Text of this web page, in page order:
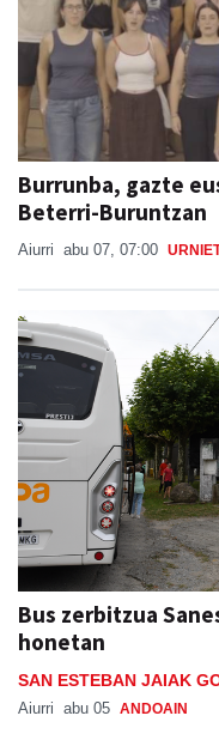
Burrunba, gazte
Beterri-Buruntzan
Aiurri abu 07, 07:00
Bus zerbitzua
honetan
SAN ESTEBAN JAIAK
Aiurri abu 05 ANDOAIN